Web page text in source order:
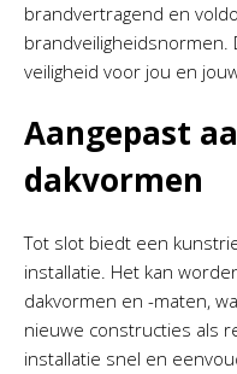
brandvertragend en
veiligheid voor jou en
Aangepast
dakvormen
Tot slot biedt een
installatie. Het kan
dakvormen en -maten,
nieuwe constructies als
installatie snel en